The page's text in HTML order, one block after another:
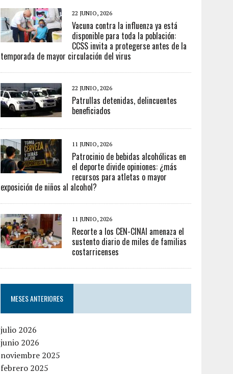
22 JUNIO, 2026
Vacuna contra la influenza ya está
disponible para toda la población:
CCSS invita a protegerse antes de la
temporada de mayor circulación del virus
22 JUNIO, 2026
Patrullas detenidas, delincuentes
beneficiados
11 JUNIO, 2026
Patrocinio de bebidas alcohólicas en
el deporte divide opiniones: ¿más
recursos para atletas o mayor
exposición de niños al alcohol?
11 JUNIO, 2026
Recorte a los CEN-CINAI amenaza el
sustento diario de miles de familias
costarricenses
MESES ANTERIORES
julio 2026
junio 2026
noviembre 2025
febrero 2025